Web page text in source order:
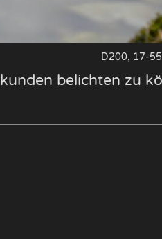
D200, 17-
belichten zu